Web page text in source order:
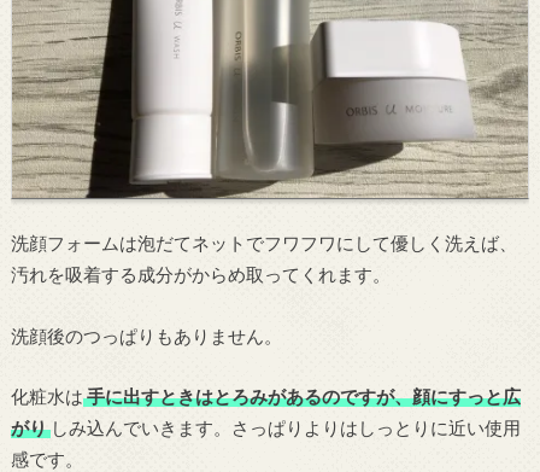
洗顔フォームは泡だてネットでフワフワにして優しく洗えば、
汚れを吸着する成分がからめ取ってくれます。
洗顔後のつっぱりもありません。
化粧水は 手に出すときはとろみがあるのですが、顔にすっと広
がりしみ込んでいきます。さっぱりよりはしっとりに近い使用
感です。